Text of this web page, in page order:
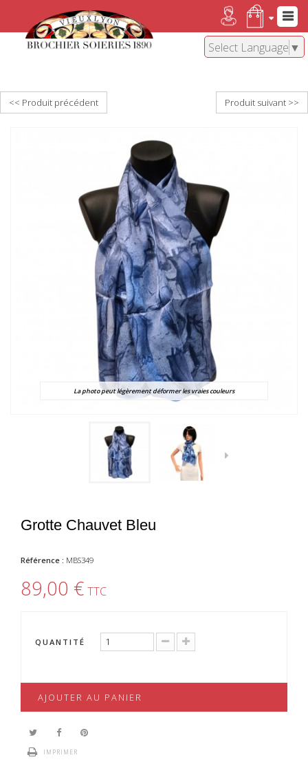
Select Language ▼
<< Produit précédent Produit suivant >>
La photo peut légèrement déformer les vraies couleurs
Grotte Chauvet Bleu
Référence : MBS349
89,00 € TTC
QUANTITÉ
AJOUTER AU PANIER
IMPRIMER